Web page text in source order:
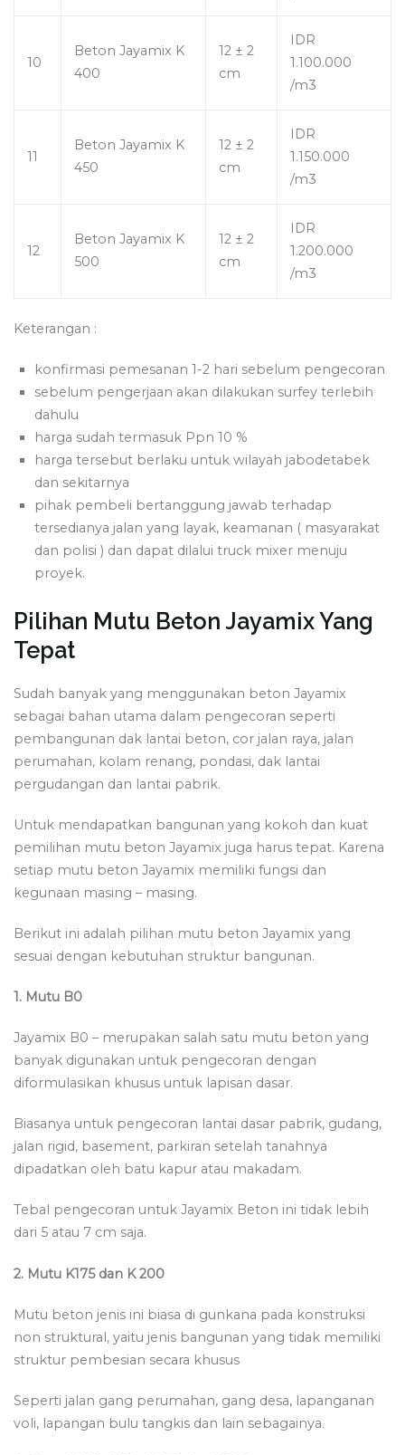
10
Beton Jayamix K
400
12 ± 2
cm
IDR
1.100.000
/m3
11
Beton Jayamix K
450
12 ± 2
cm
IDR
1.150.000
/m3
12
Beton Jayamix K
500
12 ± 2
cm
IDR
1.200.000
/m3
Keterangan :
konfirmasi pemesanan 1-2 hari sebelum pengecoran
sebelum pengerjaan akan dilakukan surfey terlebih
dahulu
harga sudah termasuk Ppn 10 %
harga tersebut berlaku untuk wilayah jabodetabek
dan sekitarnya
pihak pembeli bertanggung jawab terhadap
tersedianya jalan yang layak, keamanan ( masyarakat
dan polisi ) dan dapat dilalui truck mixer menuju
proyek.
Pilihan Mutu Beton Jayamix Yang
Tepat
Sudah banyak yang menggunakan beton Jayamix
sebagai bahan utama dalam pengecoran seperti
pembangunan dak lantai beton, cor jalan raya, jalan
perumahan, kolam renang, pondasi, dak lantai
pergudangan dan lantai pabrik.
Untuk mendapatkan bangunan yang kokoh dan kuat
pemilihan mutu beton Jayamix juga harus tepat. Karena
setiap mutu beton Jayamix memiliki fungsi dan
kegunaan masing – masing.
Berikut ini adalah pilihan mutu beton Jayamix yang
sesuai dengan kebutuhan struktur bangunan.
1. Mutu B0
Jayamix B0 – merupakan salah satu mutu beton yang
banyak digunakan untuk pengecoran dengan
diformulasikan khusus untuk lapisan dasar.
Biasanya untuk pengecoran lantai dasar pabrik, gudang,
jalan rigid, basement, parkiran setelah tanahnya
dipadatkan oleh batu kapur atau makadam.
Tebal pengecoran untuk Jayamix Beton ini tidak lebih
dari 5 atau 7 cm saja.
2. Mutu K175 dan K 200
Mutu beton jenis ini biasa di gunkana pada konstruksi
non struktural, yaitu jenis bangunan yang tidak memiliki
struktur pembesian secara khusus
Seperti jalan gang perumahan, gang desa, lapanganan
voli, lapangan bulu tangkis dan lain sebagainya.